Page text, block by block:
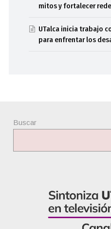
mitos y fortalecer
UTalca inicia trabajo
para enfrentar los
Buscar